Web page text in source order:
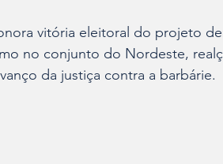
vitória eleitoral do projeto
no conjunto do Nordeste,
da justiça contra a barbárie.